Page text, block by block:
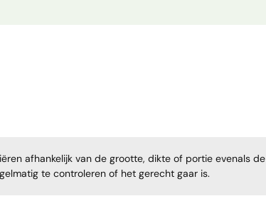
afhankelijk van de grootte, dikte of portie evenals de
te controleren of het gerecht gaar is.